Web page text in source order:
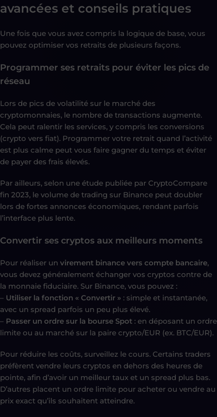
avancées et conseils pratiques
Une fois que vous avez compris la logique de base, vous
pouvez optimiser vos retraits de plusieurs façons.
Programmer ses retraits pour éviter les pics de
réseau
Lors de pics de volatilité sur le marché des
cryptomonnaies, le nombre de transactions augmente.
Cela peut ralentir les services, y compris les conversions
(crypto vers fiat). Programmer votre retrait quand l’activité
est plus calme peut vous faire gagner du temps et éviter
de payer des frais élevés.
Par ailleurs, selon une étude publiée par CryptoCompare
fin 2023, le volume de trading sur Binance peut doubler
lors de fortes annonces économiques, rendant parfois
l’interface plus lente.
Convertir ses cryptos aux meilleurs moments
Pour réaliser un virement binance vers compte bancaire,
vous devez généralement échanger vos cryptos contre de
la monnaie fiduciaire. Sur Binance, vous pouvez :
– Utiliser la fonction « Convertir » : simple et instantanée,
avec un spread parfois un peu plus élevé.
– Passer un ordre sur la bourse Spot : en déposant un ordre
limite ou au marché sur la paire crypto/EUR (ex. BTC/EUR).
Pour réduire les coûts, surveillez le cours. Certains traders
préfèrent vendre leurs cryptos en dehors des heures de
pointe, afin d’avoir un meilleur taux et un spread plus bas.
D’autres placent un ordre limite pour acheter ou vendre au
prix exact qu’ils souhaitent atteindre.